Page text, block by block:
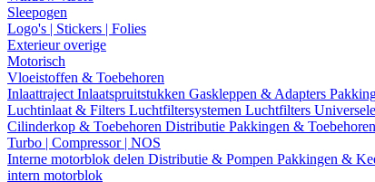
Sleepogen
Logo's | Stickers | Folies
Exterieur overige
Motorisch
Vloeistoffen & Toebehoren
Inlaattraject Inlaatspruitstukken Gaskleppen & Adapters
Luchtinlaat & Filters Luchtfiltersystemen Luchtfilters
Cilinderkop & Toebehoren Distributie Pakkingen & Toebehoren
Turbo | Compressor | NOS
Interne motorblok delen Distributie & Pompen Pakkingen &
intern motorblok